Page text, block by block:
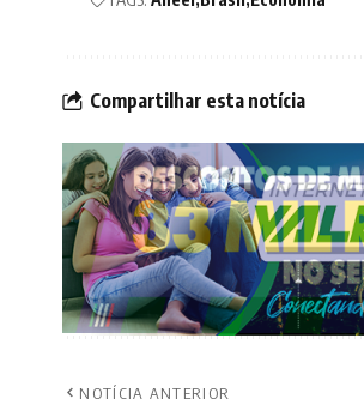
Compartilhar esta notícia
NOTÍCIA ANTERIOR